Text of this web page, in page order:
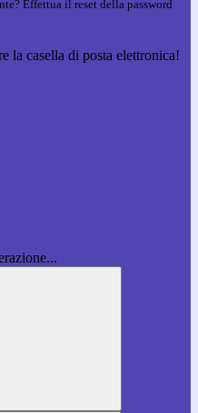
Effettua il reset della password
la casella di posta elettronica!